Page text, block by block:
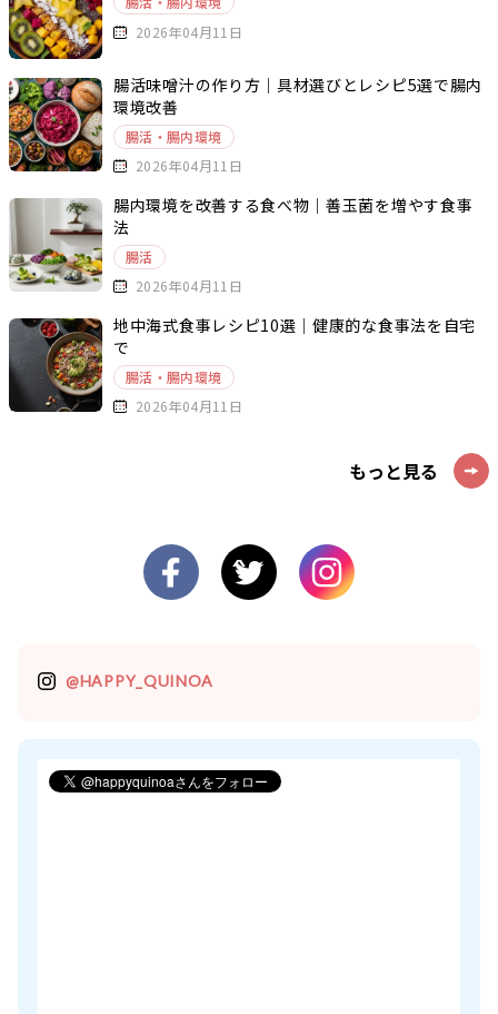
2026年04月11日
腸活味噌汁の作り方｜具材選びとレシピ5選で腸内
環境改善
腸活・腸内環境
2026年04月11日
腸内環境を改善する食べ物｜善玉菌を増やす食事
法
腸活
2026年04月11日
地中海式食事レシピ10選｜健康的な食事法を自宅
で
腸活・腸内環境
2026年04月11日
もっと見る
@HAPPY_QUINOA